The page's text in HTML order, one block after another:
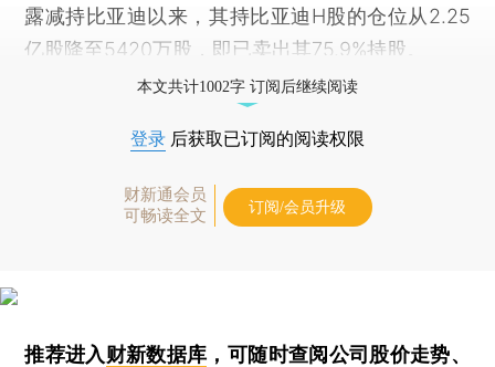
露减持比亚迪以来，其持比亚迪H股的仓位从2.25
亿股降至5420万股，即已卖出其75.9%持股。
本文共计1002字 订阅后继续阅读
登录 后获取已订阅的阅读权限
财新通会员
可畅读全文
订阅/会员升级
推荐进入财新数据库 ，可随时查阅公司股价走势、